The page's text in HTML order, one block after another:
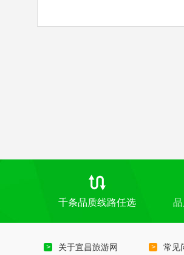
千条品质线路任选
> 关于宜昌旅游网 > 常见